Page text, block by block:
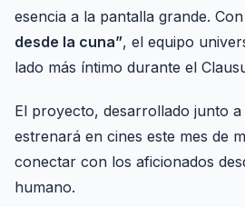
esencia a la pantalla grande.
desde la cuna”, el equipo
lado más íntimo durante el
El proyecto, desarrollado junto
estrenará en cines este mes de
conectar con los aficionados
humano.